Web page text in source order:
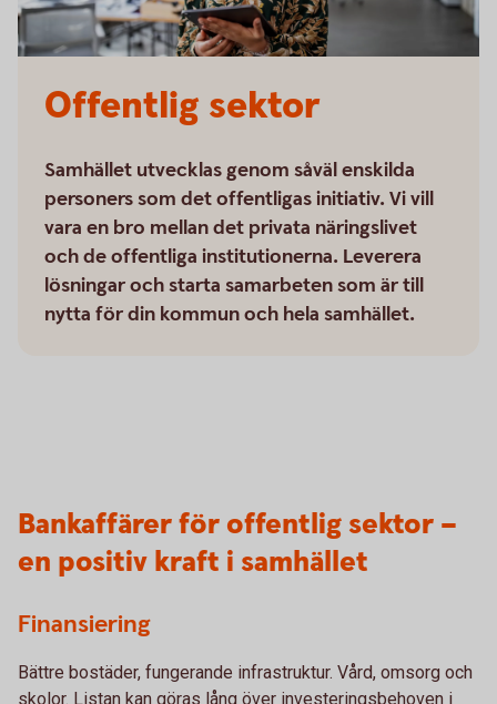
Offentlig sektor
Samhället utvecklas genom såväl enskilda
personers som det offentligas initiativ. Vi vill
vara en bro mellan det privata näringslivet
och de offentliga institutionerna. Leverera
lösningar och starta samarbeten som är till
nytta för din kommun och hela samhället.
Bankaffärer för offentlig sektor –
en positiv kraft i samhället
Finansiering
Bättre bostäder, fungerande infrastruktur. Vård, omsorg och
skolor. Listan kan göras lång över investeringsbehoven i